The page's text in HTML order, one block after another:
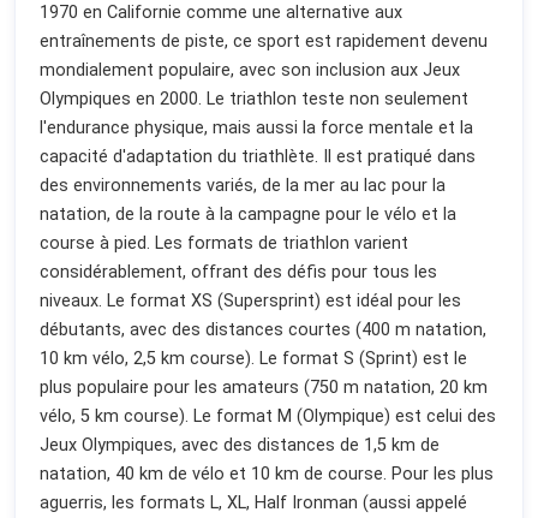
1970 en Californie comme une alternative aux
entraînements de piste, ce sport est rapidement devenu
mondialement populaire, avec son inclusion aux Jeux
Olympiques en 2000. Le triathlon teste non seulement
l'endurance physique, mais aussi la force mentale et la
capacité d'adaptation du triathlète. Il est pratiqué dans
des environnements variés, de la mer au lac pour la
natation, de la route à la campagne pour le vélo et la
course à pied. Les formats de triathlon varient
considérablement, offrant des défis pour tous les
niveaux. Le format XS (Supersprint) est idéal pour les
débutants, avec des distances courtes (400 m natation,
10 km vélo, 2,5 km course). Le format S (Sprint) est le
plus populaire pour les amateurs (750 m natation, 20 km
vélo, 5 km course). Le format M (Olympique) est celui des
Jeux Olympiques, avec des distances de 1,5 km de
natation, 40 km de vélo et 10 km de course. Pour les plus
aguerris, les formats L, XL, Half Ironman (aussi appelé